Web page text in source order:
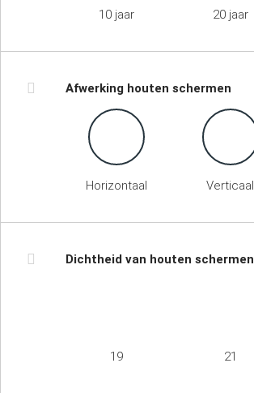
10 jaar
20 jaar
Afwerking houten schermen
Horizontaal Verticaal
Dichtheid van houten schermen
19 21